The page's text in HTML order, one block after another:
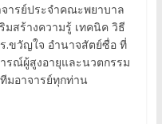
ารย์ประจำคณะพยาบาล
สร้างความรู้ เทคนิค วิธี
.ขวัญใจ อำนาจสัตย์ซื่อ ที่
รณ์ผู้สูงอายุและนวตกรรม
มอาจารย์ทุกท่าน